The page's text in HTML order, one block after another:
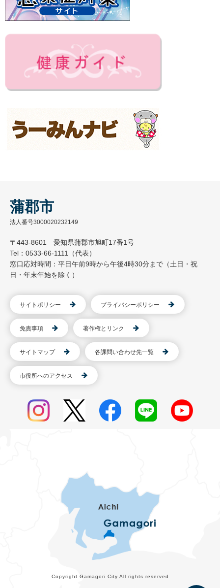
蒲郡市
法人番号3000020232149
〒443-8601 愛知県蒲郡市旭町17番1号
Tel：0533-66-1111（代表）
窓口応対時間：平日午前9時から午後4時30分まで（土日・祝
日・年末年始を除く）
サイトポリシー プライバシーポリシー
免責事項 著作権とリンク
サイトマップ 各課問い合わせ先一覧
市役所へのアクセス
Copyright Gamagori City All rights reserved